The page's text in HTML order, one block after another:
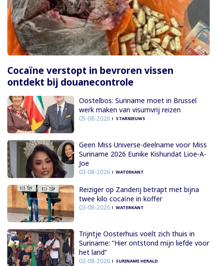
Cocaïne verstopt in bevroren vissen
ontdekt bij douanecontrole
Oostelbos: Suriname moet in Brussel
werk maken van visumvrij reizen
05-08-2026 STARNIEUWS
Geen Miss Universe-deelname voor Miss
Suriname 2026 Eunike Kishundat Lioe-A-
Joe
03-08-2026 WATERKANT
Reiziger op Zanderij betrapt met bijna
twee kilo cocaïne in koffer
03-08-2026 WATERKANT
Trijntje Oosterhuis voelt zich thuis in
Suriname: “Hier ontstond mijn liefde voor
het land”
02-08-2026 SURINAME HERALD